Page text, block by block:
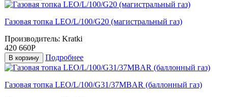
Газовая топка LEO/L/100/G20 (магистральный газ)
Производитель: Kratki
420 660Р
В корзину Подробнее
Газовая топка LEO/L/100/G31/37MBAR (баллонный газ)